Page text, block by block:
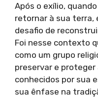
Após o exílio,
retornar à sua terra,
desafio de
Foi nesse contexto
como um grupo
preservar e proteger
conhecidos por sua
sua ênfase na